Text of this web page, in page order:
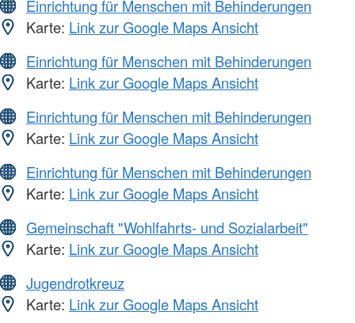
Einrichtung für Menschen mit Behinderungen
Karte: Link zur Google Maps Ansicht
Einrichtung für Menschen mit Behinderungen
Karte: Link zur Google Maps Ansicht
Einrichtung für Menschen mit Behinderungen
Karte: Link zur Google Maps Ansicht
Einrichtung für Menschen mit Behinderungen
Karte: Link zur Google Maps Ansicht
Gemeinschaft "Wohlfahrts- und Sozialarbeit"
Karte: Link zur Google Maps Ansicht
Jugendrotkreuz
Karte: Link zur Google Maps Ansicht